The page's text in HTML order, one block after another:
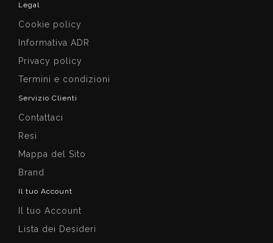
Legal
Cookie policy
Informativa ADR
Privacy policy
Termini e condizioni
Servizio Clienti
Contattaci
Resi
Mappa del Sito
Brand
Il tuo Account
Il tuo Account
Lista dei Desideri